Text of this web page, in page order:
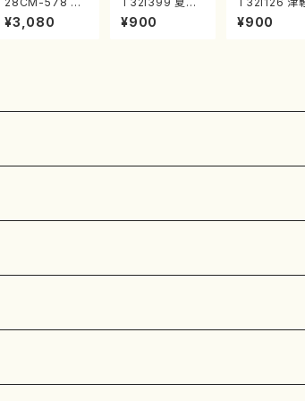
ばるの七ツ（二
十絃箏/クラリネ
¥3,080
組曲（尺八/初代
山川園松/楽譜）
¥900
風土記（尺八/
村峰山/尺八/
¥900